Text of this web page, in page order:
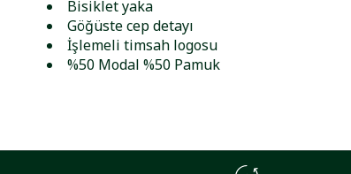
Bisiklet yaka
Göğüste cep detayı
İşlemeli timsah logosu
%50 Modal %50 Pamuk